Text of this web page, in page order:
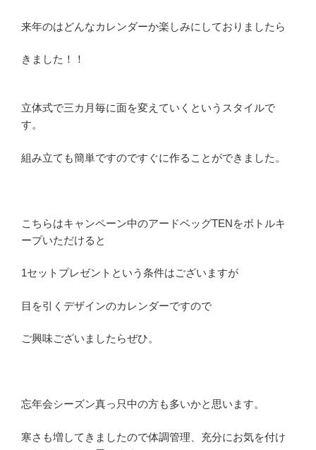
来年のはどんなカレンダーか楽しみにしておりましたら
きました！！
立体式で三カ月毎に面を変えていくというスタイルで
す。
組み立ても簡単ですのですぐに作ることができました。
こちらはキャンペーン中のアードベッグTENをボトルキ
ープいただけると
1セットプレゼントという条件はございますが
目を引くデザインのカレンダーですので
ご興味ございましたらぜひ。
忘年会シーズン真っ只中の方も多いかと思います。
寒さも増してきましたので体調管理、充分にお気を付け